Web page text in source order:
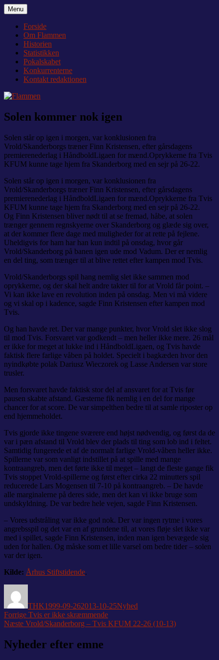
Videre
til
indhold
Flammen
Nyheder og debat om Team Tvis Holstebro
Menu
Forside
Om Flammen
Historien
Statistikken
Pokalskabet
Konkurrenterne
Kontakt redaktionen
Solen kommer nok igen
Solen står op igen i morgen, var konklusionen fra
Vrold/Skanderborgs træner Finn Kristensen, efter gårsdagens
premierenederlag i HåndboldLigaen for mænd.Oprykkerne fra Tvis
KFUM kunne tage hjem fra Skanderborg med en sejr på 26-22.
Solen står op igen i morgen, var konklusionen fra
Vrold/Skanderborgs træner Finn Kristensen, efter gårsdagens
premierenederlag i HåndboldLigaen for mænd.Oprykkerne fra Tvis
KFUM kunne tage hjem fra Skanderborg med en sejr på 26-22.
Og Finn Kristensen bliver nødt til at se fremad, håbe, at solen
trænger gennem regnskyerne over Skanderborg og glæde sig over,
at der kommer flere dage med muligheder for at rette på fejlene.
Uheldigvis for ham har han kun indtil på onsdag, hvor går
Vrold/Skanderborg på banen igen ude mod Vadum. Der er nemlig
en del ting, som trænger til at blive rettet efter kampen mod Tvis.
Vrold/Skanderborgs spil hang nemlig slet ikke sammen mod
oprykkerne, og der skal helt andre takter til for at Vrold får point. –
Vi kan ikke lave en revolution inden på onsdag. Men vi må videre
og vi skal op i kadence, sagde Finn Kristensen efter kampen mod
Tvis.
Og han havde ret. Der var mange punkter, hvor Vrold slet ikke slog
til mod Tvis. Forsvaret var godkendt – men heller ikke mere. 26 mål
er ikke for meget at lukke ind i HåndboldLigaen, og Tvis havde
faktisk flere farlige våben på holdet. Specielt i bagkæden hvor den
nyindkøbte polak Dariusz Wieczorek og Lasse Andersen var store
trusler.
Men forsvaret havde faktisk stor del af ansvaret for at Tvis før
pausen skabte afstand. Gæsterne fik nemlig i en del for mange
chancer for at score. De var simpelthen bedre til at samle riposter op
end hjemmeholdet.
Tvis gjorde ikke tingene sværere end højst nødvendig, og først da de
var i pæn afstand til Vrold blev der plads til ting som lob ind i feltet.
Samtidig fungerede et af de normalt farlige Vrold-våben heller ikke.
Spillerne var som vanligt indstillet på at spille med mange
kontraangreb, men det førte ikke til meget – langt de fleste gange fik
Tvis stoppet Vrold-spillerne og først efter cirka 22 minutters spil
reducerede Lars Mogensen til 7-10 på kontraangreb. – De havde
alle marginalerne på deres side, men det kan vi ikke bruge som
undskyldning. De var bedre hele vejen, sagde Finn Kristensen.
– Vores udstråling var ikke god nok. Der var ingen rytme i vores
angrebsspil og det var en af grundene til, at vores fløje slet ikke var
med i spillet, sagde Finn Kristensen, inden man igen bevægede sig
uden for hallen. Og måske som et lille varsel om bedre tider – solen
var der igen.
Kilde: Århus Stiftstidende.
THK1999-09-262013-10-25Nyhed
Indlægsnavigation
Forrige Forrige
indlæg:
Tvis er ikke skræmmende
Næste Næste
Vrold/Skanderborg – Tvis KFUM 22-26 (10-13)
Nyheder efter emne